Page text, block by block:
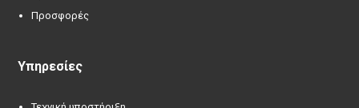
Προσφορές
Υπηρεσίες